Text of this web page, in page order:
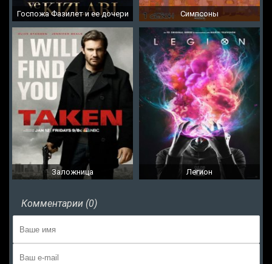
Госпожа Фазилет и ее дочери Симпсоны
Заложница Легион
Комментарии (0)